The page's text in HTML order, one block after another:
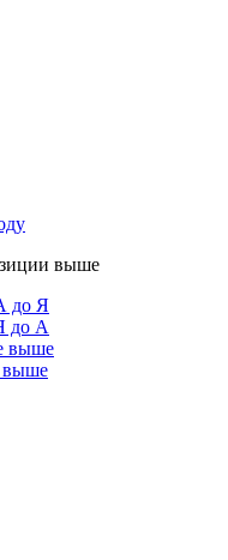
выше
до Я
до А
выше
выше